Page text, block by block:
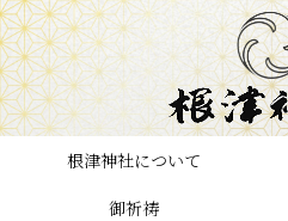
根津神社について
御祈祷